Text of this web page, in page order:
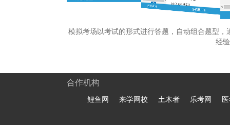
模拟考场以考试的形式进行答题，自动组合题型
经
合作机构
鲤鱼网 来学网校 土木者 乐考网